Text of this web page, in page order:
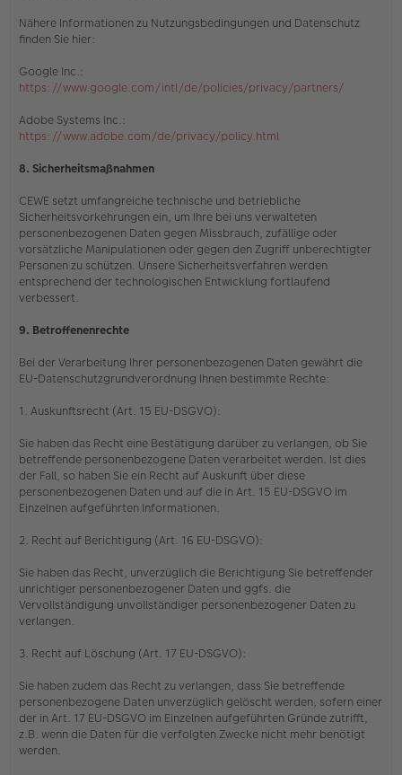
Nähere Informationen zu Nutzungsbedingungen und Datenschutz
finden Sie hier:
Google Inc.:
https://www.google.com/intl/de/policies/privacy/partners/
Adobe Systems Inc.:
https://www.adobe.com/de/privacy/policy.html
8. Sicherheitsmaßnahmen
CEWE setzt umfangreiche technische und betriebliche
Sicherheitsvorkehrungen ein, um Ihre bei uns verwalteten
personenbezogenen Daten gegen Missbrauch, zufällige oder
vorsätzliche Manipulationen oder gegen den Zugriff unberechtigter
Personen zu schützen. Unsere Sicherheitsverfahren werden
entsprechend der technologischen Entwicklung fortlaufend
verbessert.
9. Betroffenenrechte
Bei der Verarbeitung Ihrer personenbezogenen Daten gewährt die
EU-Datenschutzgrundverordnung Ihnen bestimmte Rechte:
1. Auskunftsrecht (Art. 15 EU-DSGVO):
Sie haben das Recht eine Bestätigung darüber zu verlangen, ob Sie
betreffende personenbezogene Daten verarbeitet werden. Ist dies
der Fall, so haben Sie ein Recht auf Auskunft über diese
personenbezogenen Daten und auf die in Art. 15 EU-DSGVO im
Einzelnen aufgeführten Informationen.
2. Recht auf Berichtigung (Art. 16 EU-DSGVO):
Sie haben das Recht, unverzüglich die Berichtigung Sie betreffender
unrichtiger personenbezogener Daten und ggfs. die
Vervollständigung unvollständiger personenbezogener Daten zu
verlangen.
3. Recht auf Löschung (Art. 17 EU-DSGVO):
Sie haben zudem das Recht zu verlangen, dass Sie betreffende
personenbezogene Daten unverzüglich gelöscht werden, sofern einer
der in Art. 17 EU-DSGVO im Einzelnen aufgeführten Gründe zutrifft,
z.B. wenn die Daten für die verfolgten Zwecke nicht mehr benötigt
werden.